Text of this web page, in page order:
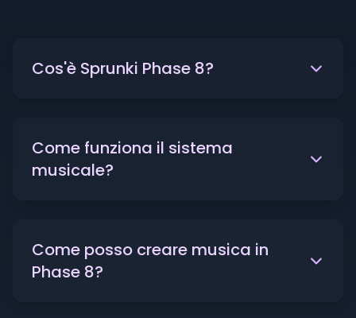
Cos'è Sprunki Phase 8?
Come funziona il sistema
musicale?
Come posso creare musica in
Phase 8?